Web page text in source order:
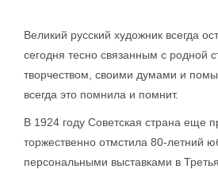
Великий русский художник всегда
сегодня тесно связанным с родной
творчеством, своими думами и
всегда это помнила и помнит.
В 1924 году Советская страна еще
торжественно отмстила 80-летний
персональными выставками в